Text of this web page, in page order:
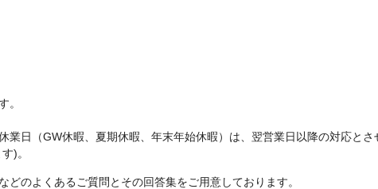
。
日（GW休暇、夏期休暇、年末年始休暇）は、翌営業日以降の対応とさ
)。
のよくあるご質問とその回答集をご用意しております。